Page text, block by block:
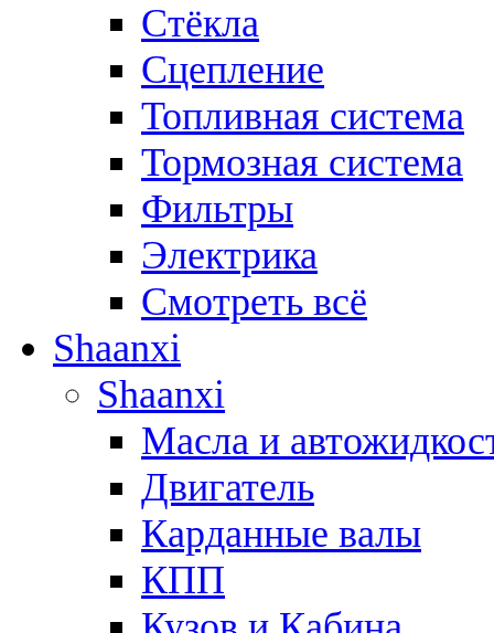
Стёкла
Сцепление
Топливная система
Тормозная система
Фильтры
Электрика
Смотреть всё
Shaanxi
Shaanxi
Масла и
Двигатель
Карданные валы
КПП